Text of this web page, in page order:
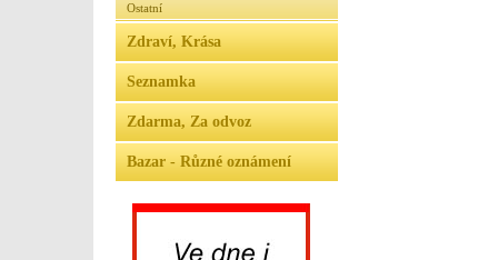
Ostatní
Zdraví, Krása
Seznamka
Zdarma, Za odvoz
Bazar - Různé oznámení